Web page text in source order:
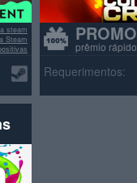
steam
Steam
PROMO
prêmio rápido
Requerimentos: